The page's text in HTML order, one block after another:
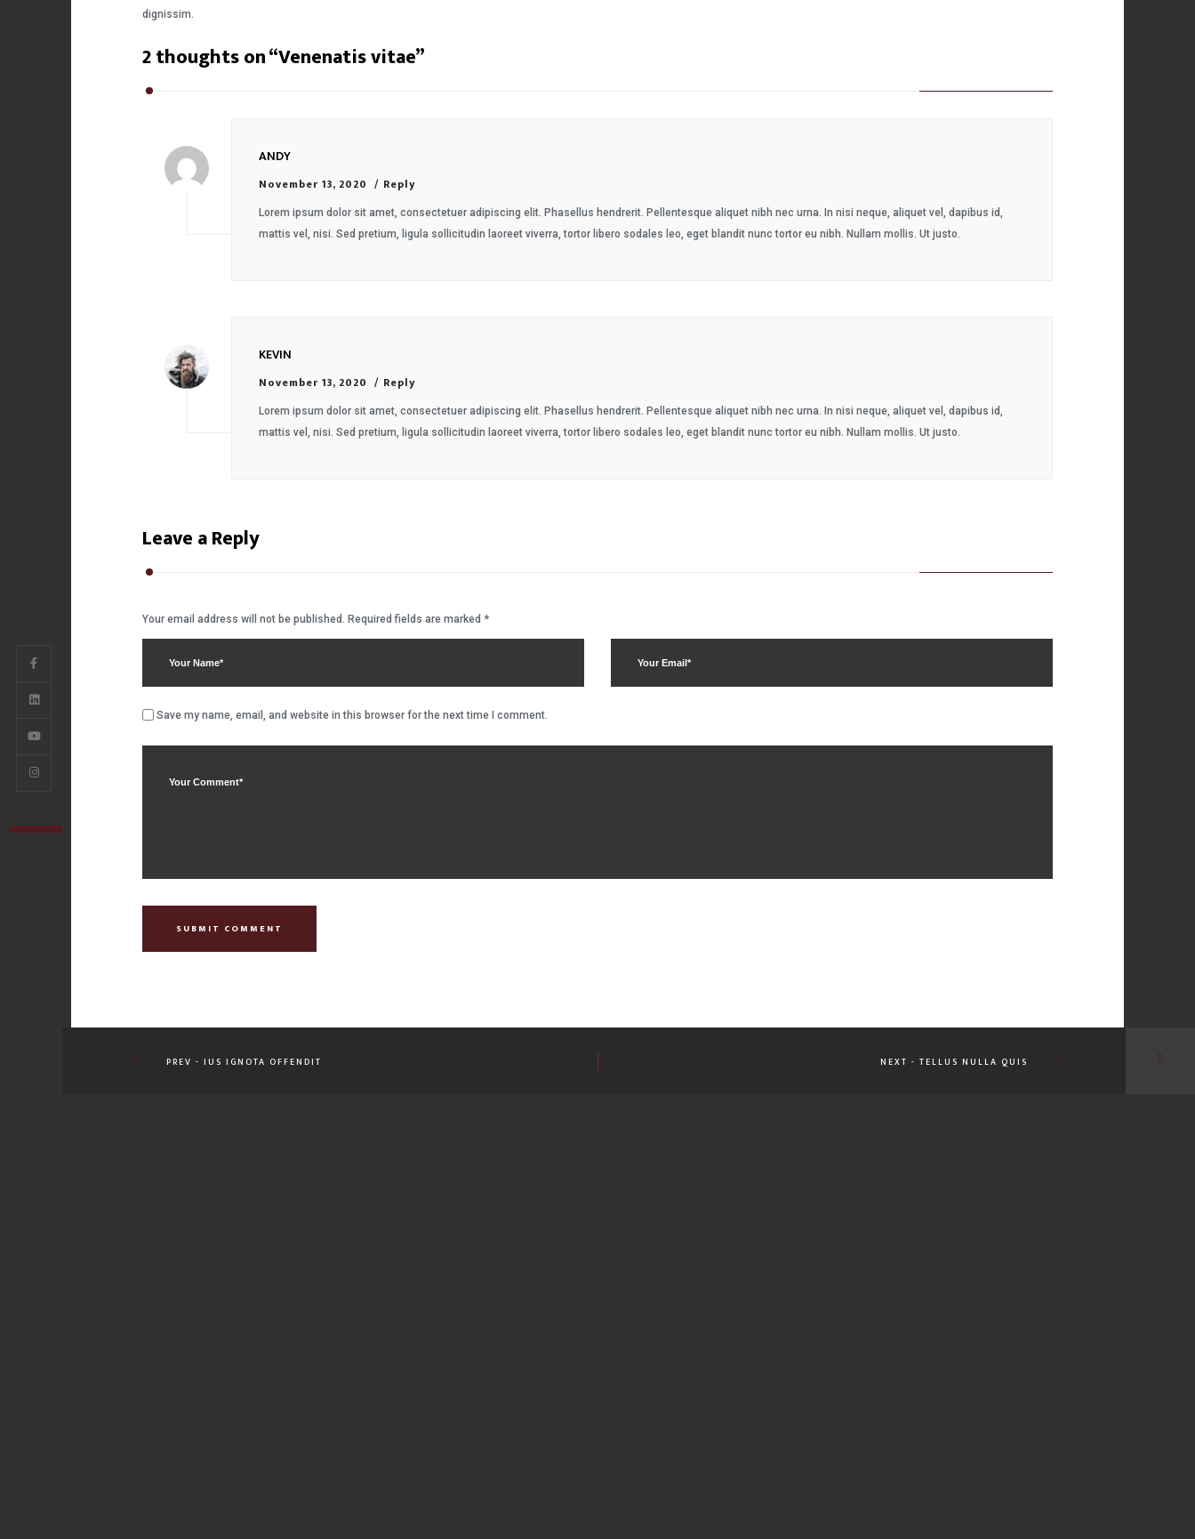
PREV - IUS IGNOTA OFFENDIT NEXT - TELLUS NULLA QUIS
dignissim.
2 thoughts on “Venenatis vitae”
ANDY
November 13, 2020 Reply
Lorem ipsum dolor sit amet, consectetuer adipiscing elit. Phasellus hendrerit. Pellentesque aliquet nibh nec urna. In nisi neque, aliquet vel, dapibus id,
mattis vel, nisi. Sed pretium, ligula sollicitudin laoreet viverra, tortor libero sodales leo, eget blandit nunc tortor eu nibh. Nullam mollis. Ut justo.
KEVIN
November 13, 2020 Reply
Lorem ipsum dolor sit amet, consectetuer adipiscing elit. Phasellus hendrerit. Pellentesque aliquet nibh nec urna. In nisi neque, aliquet vel, dapibus id,
mattis vel, nisi. Sed pretium, ligula sollicitudin laoreet viverra, tortor libero sodales leo, eget blandit nunc tortor eu nibh. Nullam mollis. Ut justo.
Leave a Reply
Your email address will not be published. Required fields are marked *
Save my name, email, and website in this browser for the next time I comment.
SUBMIT COMMENT